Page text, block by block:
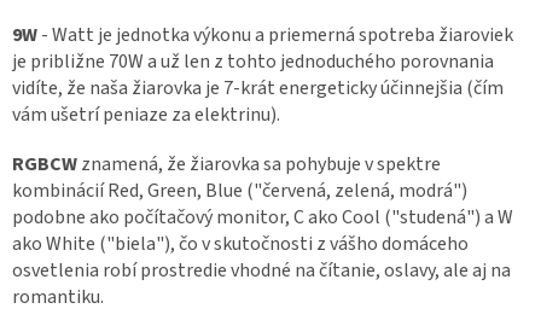
9W- Watt je jednotka výkonu a priemerná spotreba žiaroviek
je približne 70W a už len z tohto jednoduchého porovnania
vidíte, že naša žiarovka je 7-krát energeticky účinnejšia (čím
vám ušetrí peniaze za elektrinu).
RGBCWznamená, že žiarovka sa pohybuje v spektre
kombinácií Red, Green, Blue ("červená, zelená, modrá")
podobne ako počítačový monitor, C ako Cool ("studená") a W
ako White ("biela"), čo v skutočnosti z vášho domáceho
osvetlenia robí prostredie vhodné na čítanie, oslavy, ale aj na
romantiku.